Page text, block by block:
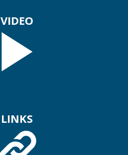
VIDEO
LINKS